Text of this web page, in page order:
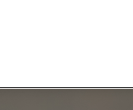
INDUSTRIAL